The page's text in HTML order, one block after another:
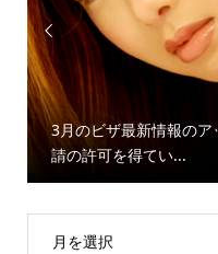

3月のビザ最新情報の
請の許可を得てい...
月を選択